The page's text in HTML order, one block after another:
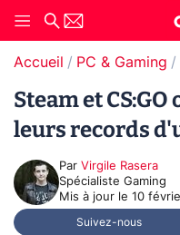
Accueil PC & Gaming
Steam et
leurs records
Par Virgile Rasera
Spécialiste Gaming
Mis à jour le 10
Suivez-nous